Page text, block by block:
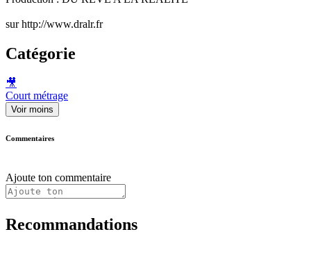
sur http://www.dralr.fr
Catégorie
🎥
Court métrage
Voir moins
Commentaires
Ajoute ton commentaire
Recommandations